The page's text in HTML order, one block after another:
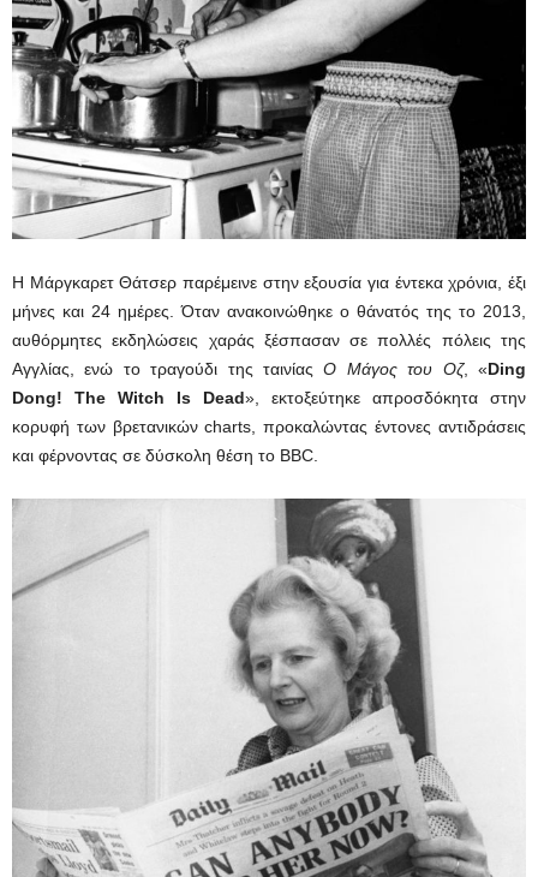
Η Μάργκαρετ Θάτσερ παρέμεινε στην εξουσία για έντεκα χρόνια, έξι
μήνες και 24 ημέρες. Όταν ανακοινώθηκε ο θάνατός της το 2013,
αυθόρμητες εκδηλώσεις χαράς ξέσπασαν σε πολλές πόλεις της
Αγγλίας, ενώ το τραγούδι της ταινίαςΟ Μάγος του Οζ, «Ding
Dong! The Witch Is Dead», εκτοξεύτηκε απροσδόκητα στην
κορυφή των βρετανικών charts, προκαλώντας έντονες αντιδράσεις
και φέρνοντας σε δύσκολη θέση το BBC.